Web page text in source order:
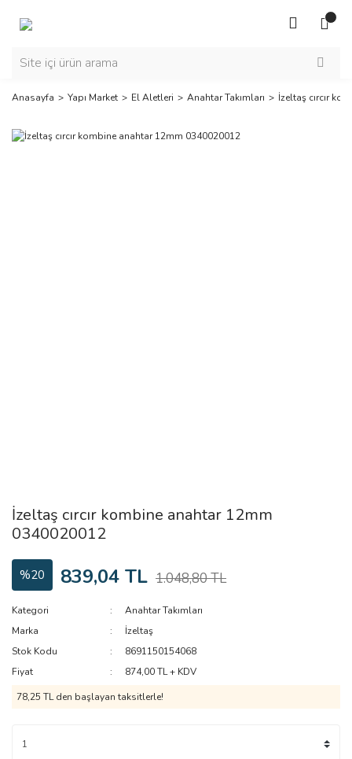
Anasayfa Yapı Market El Aletleri Anahtar Takımları İzeltaş cırcır
İzeltaş cırcır kombine anahtar 12mm
0340020012
%20 839,04 TL 1.048,80 TL
Kategori
Anahtar Takımları
Marka
İzeltaş
Stok Kodu
8691150154068
Fiyat
874,00 TL + KDV
78,25 TL den başlayan taksitlerle!